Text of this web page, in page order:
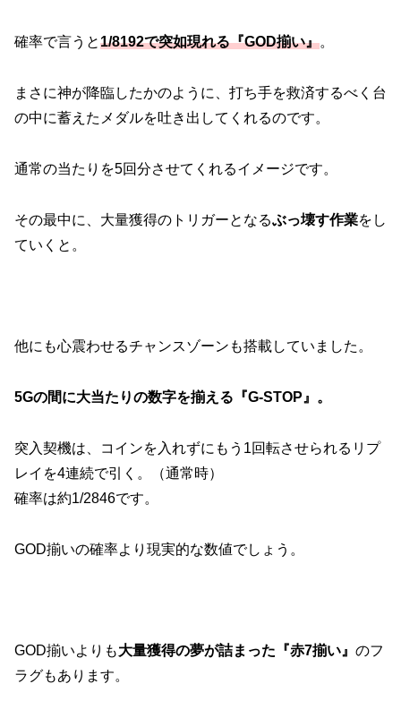
確率で言うと1/8192で突如現れる『GOD揃い』。
まさに神が降臨したかのように、打ち手を救済するべく台
の中に蓄えたメダルを吐き出してくれるのです。
通常の当たりを5回分させてくれるイメージです。
その最中に、大量獲得のトリガーとなるぶっ壊す作業をし
ていくと。
他にも心震わせるチャンスゾーンも搭載していました。
5Gの間に大当たりの数字を揃える『G-STOP』。
突入契機は、コインを入れずにもう1回転させられるリプ
レイを4連続で引く。（通常時）
確率は約1/2846です。
GOD揃いの確率より現実的な数値でしょう。
GOD揃いよりも大量獲得の夢が詰まった『赤7揃い』 のフ
ラグもあります。